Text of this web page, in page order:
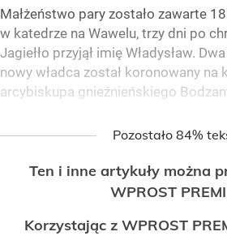
Małżeństwo pary zostało zawarte
w katedrze na Wawelu, trzy dni po
Jagiełło przyjął imię Władysław.
nowy władca został koronowany na
arcybiskupa gnieźnieńskiego
Pozostało 84%
Ten i inne artykuły można
WPROST
Korzystając z WPROST